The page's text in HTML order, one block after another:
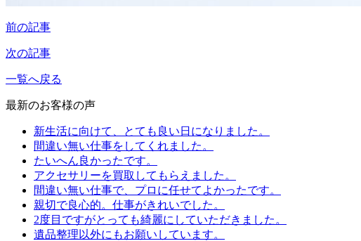
前の記事
次の記事
一覧へ戻る
最新のお客様の声
新生活に向けて、とても良い日になりました。
間違い無い仕事をしてくれました。
たいへん良かったです。
アクセサリーを買取してもらえました。
間違い無い仕事で、プロに任せてよかったです。
親切で良心的。仕事がきれいでした。
2度目ですがとっても綺麗にしていただきました。
遺品整理以外にもお願いしています。